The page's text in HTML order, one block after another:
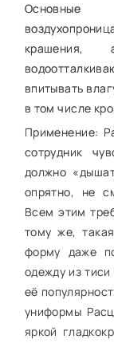
Основные
крашения,
впитывать
в том числе
Применение:
сотрудник
должно
опрятно, не
Всем этим
тому же,
форму даже
одежду из
её
униформы
яркой